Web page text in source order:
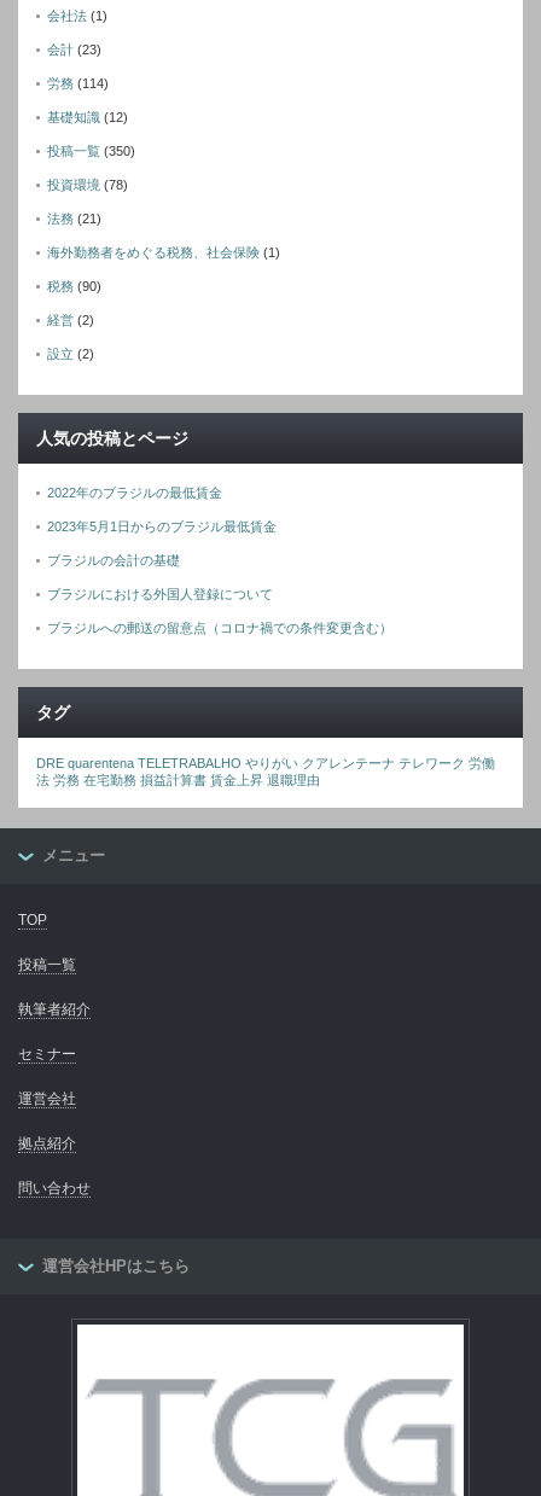
会社法 (1)
会計 (23)
労務 (114)
基礎知識 (12)
投稿一覧 (350)
投資環境 (78)
法務 (21)
海外勤務者をめぐる税務、社会保険 (1)
税務 (90)
経営 (2)
設立 (2)
人気の投稿とページ
2022年のブラジルの最低賃金
2023年5月1日からのブラジル最低賃金
ブラジルの会計の基礎
ブラジルにおける外国人登録について
ブラジルへの郵送の留意点（コロナ禍での条件変更含む）
タグ
DRE quarentena TELETRABALHO やりがい クアレンテーナ テレワーク 労働
法 労務 在宅勤務 損益計算書 賃金上昇 退職理由
メニュー
TOP
投稿一覧
執筆者紹介
セミナー
運営会社
拠点紹介
問い合わせ
運営会社HPはこちら